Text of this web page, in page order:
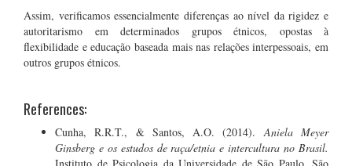
Assim, verificamos essencialmente diferenças ao nível da rigidez e
autoritarismo em determinados grupos étnicos, opostas à
flexibilidade e educação baseada mais nas relações interpessoais, em
outros grupos étnicos.
References:
Cunha, R.R.T., & Santos, A.O. (2014).Aniela Meyer
Ginsberg e os estudos de raça/etnia e intercultura no Brasil.